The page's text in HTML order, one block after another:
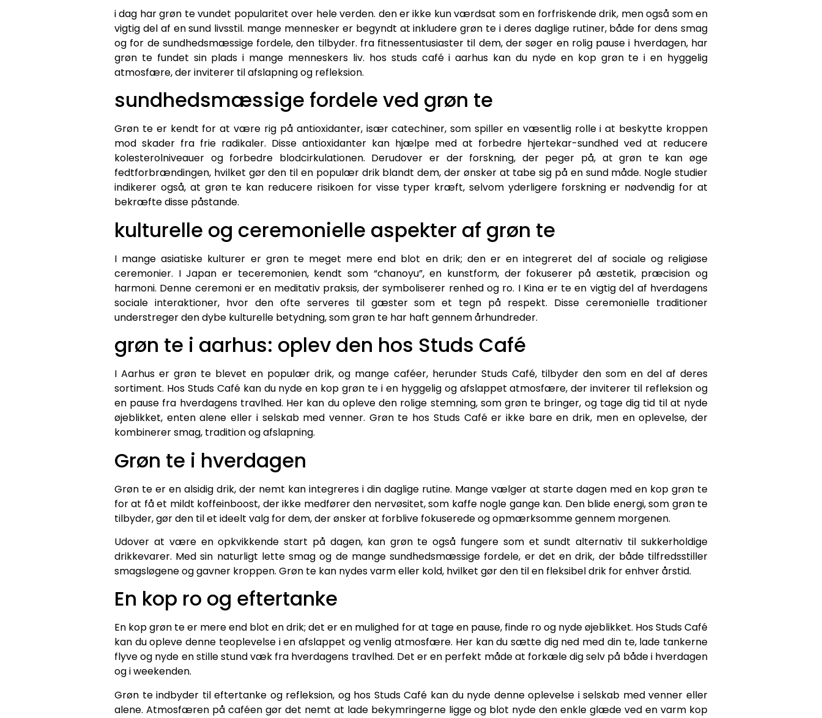
i dag har grøn te vundet popularitet over hele verden. den er ikke kun værdsat som en forfriskende drik, men også som en
vigtig del af en sund livsstil. mange mennesker er begyndt at inkludere grøn te i deres daglige rutiner, både for dens smag
og for de sundhedsmæssige fordele, den tilbyder. fra fitnessentusiaster til dem, der søger en rolig pause i hverdagen, har
grøn te fundet sin plads i mange menneskers liv. hos studs café i aarhus kan du nyde en kop grøn te i en hyggelig
atmosfære, der inviterer til afslapning og refleksion.
sundhedsmæssige fordele ved grøn te
Grøn te er kendt for at være rig på antioxidanter, især catechiner, som spiller en væsentlig rolle i at beskytte kroppen
mod skader fra frie radikaler. Disse antioxidanter kan hjælpe med at forbedre hjertekar-sundhed ved at reducere
kolesterolniveauer og forbedre blodcirkulationen. Derudover er der forskning, der peger på, at grøn te kan øge
fedtforbrændingen, hvilket gør den til en populær drik blandt dem, der ønsker at tabe sig på en sund måde. Nogle studier
indikerer også, at grøn te kan reducere risikoen for visse typer kræft, selvom yderligere forskning er nødvendig for at
bekræfte disse påstande.
kulturelle og ceremonielle aspekter af grøn te
I mange asiatiske kulturer er grøn te meget mere end blot en drik; den er en integreret del af sociale og religiøse
ceremonier. I Japan er teceremonien, kendt som “chanoyu”, en kunstform, der fokuserer på æstetik, præcision og
harmoni. Denne ceremoni er en meditativ praksis, der symboliserer renhed og ro. I Kina er te en vigtig del af hverdagens
sociale interaktioner, hvor den ofte serveres til gæster som et tegn på respekt. Disse ceremonielle traditioner
understreger den dybe kulturelle betydning, som grøn te har haft gennem århundreder.
grøn te i aarhus: oplev den hos Studs Café
I Aarhus er grøn te blevet en populær drik, og mange caféer, herunder Studs Café, tilbyder den som en del af deres
sortiment. Hos Studs Café kan du nyde en kop grøn te i en hyggelig og afslappet atmosfære, der inviterer til refleksion og
en pause fra hverdagens travlhed. Her kan du opleve den rolige stemning, som grøn te bringer, og tage dig tid til at nyde
øjeblikket, enten alene eller i selskab med venner. Grøn te hos Studs Café er ikke bare en drik, men en oplevelse, der
kombinerer smag, tradition og afslapning.
Grøn te i hverdagen
Grøn te er en alsidig drik, der nemt kan integreres i din daglige rutine. Mange vælger at starte dagen med en kop grøn te
for at få et mildt koffeinboost, der ikke medfører den nervøsitet, som kaffe nogle gange kan. Den blide energi, som grøn te
tilbyder, gør den til et ideelt valg for dem, der ønsker at forblive fokuserede og opmærksomme gennem morgenen.
Udover at være en opkvikkende start på dagen, kan grøn te også fungere som et sundt alternativ til sukkerholdige
drikkevarer. Med sin naturligt lette smag og de mange sundhedsmæssige fordele, er det en drik, der både tilfredsstiller
smagsløgene og gavner kroppen. Grøn te kan nydes varm eller kold, hvilket gør den til en fleksibel drik for enhver årstid.
En kop ro og eftertanke
En kop grøn te er mere end blot en drik; det er en mulighed for at tage en pause, finde ro og nyde øjeblikket. Hos Studs Café
kan du opleve denne teoplevelse i en afslappet og venlig atmosfære. Her kan du sætte dig ned med din te, lade tankerne
flyve og nyde en stille stund væk fra hverdagens travlhed. Det er en perfekt måde at forkæle dig selv på både i hverdagen
og i weekenden.
Grøn te indbyder til eftertanke og refleksion, og hos Studs Café kan du nyde denne oplevelse i selskab med venner eller
alene. Atmosfæren på caféen gør det nemt at lade bekymringerne ligge og blot nyde den enkle glæde ved en varm kop